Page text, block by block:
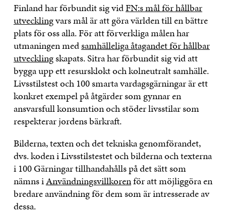
Finland har förbundit sig vidFN:s mål för hållbar
utvecklingvars mål är att göra världen till en bättre
plats för oss alla. För att förverkliga målen har
utmaningen medsamhälleliga åtagandet för hållbar
utvecklingskapats. Sitra har förbundit sig vid att
bygga upp ett resursklokt och kolneutralt samhälle.
Livsstilstest och 100 smarta vardagsgärningar är ett
konkret exempel på åtgärder som gynnar en
ansvarsfull konsumtion och stöder livsstilar som
respekterar jordens bärkraft.
Bilderna, texten och det tekniska genomförandet,
dvs. koden i Livsstilstestet och bilderna och texterna
i 100 Gärningar tillhandahålls på det sätt som
nämns iAnvändningsvillkorenför att möjliggöra en
bredare användning för dem som är intresserade av
dessa.